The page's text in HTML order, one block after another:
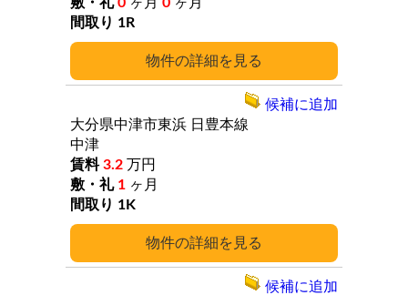
詳細
1R
詳細
大分県中津市東浜 日豊本線
中津
3.2 万円
1 ヶ月
1K
候補に追加
候補に追加